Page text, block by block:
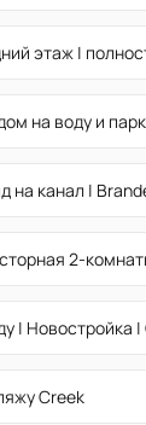
этаж |
на воду и парк
на канал |
2-
| Новостройка
Creek